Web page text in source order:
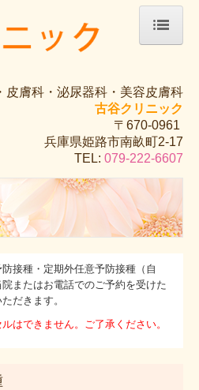
皮膚科・泌尿器科・美容皮膚科
古谷クリニック
〒670-0961
兵庫県姫路市南畝町2-17
TEL: 079-222-6607
接種・定期外任意予防接種（自
またはお電話でのご予約を受けた
だきます。
はできません。ご了承ください。